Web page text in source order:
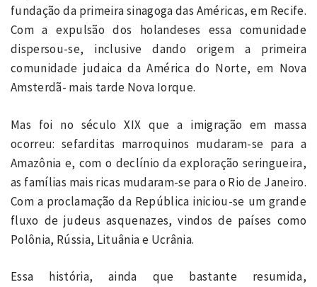
fundação da primeira sinagoga das Américas, em Recife.
Com a expulsão dos holandeses essa comunidade
dispersou-se, inclusive dando origem a primeira
comunidade judaica da América do Norte, em Nova
Amsterdã- mais tarde Nova Iorque.
Mas foi no século XIX que a imigração em massa
ocorreu: sefarditas marroquinos mudaram-se para a
Amazônia e, com o declínio da exploração seringueira,
as famílias mais ricas mudaram-se para o Rio de Janeiro.
Com a proclamação da República iniciou-se um grande
fluxo de judeus asquenazes, vindos de países como
Polônia, Rússia, Lituânia e Ucrânia.
Essa história, ainda que bastante resumida,